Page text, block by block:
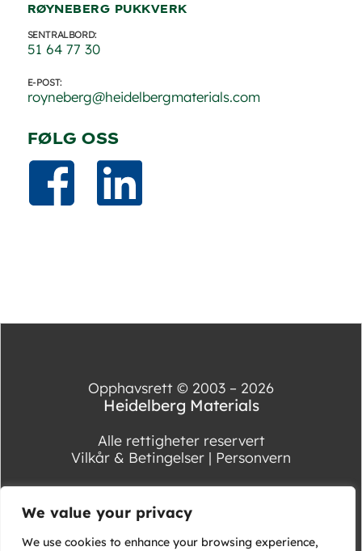
We value your privacy
We use cookies to enhance your browsing experience,
RØYNEBERG PUKKVERK
SENTRALBORD:
51 64 77 30
E-POST:
royneberg@heidelbergmaterials.com
FØLG OSS
Opphavsrett © 2003 – 2026
Heidelberg Materials
Alle rettigheter reservert
Vilkår & Betingelser | Personvern